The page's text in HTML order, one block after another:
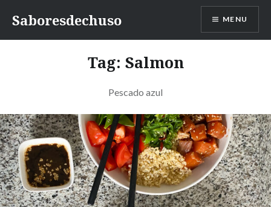
content
Saboresdechuso MENU
Tag: Salmon
Pescado azul